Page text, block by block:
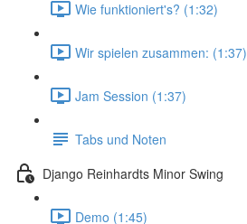
Wie funktioniert's? (1:32)
Wir spielen zusammen: (1:37)
Jam Session (1:37)
Tabs und Noten
Django Reinhardts Minor Swing
Demo (1:45)